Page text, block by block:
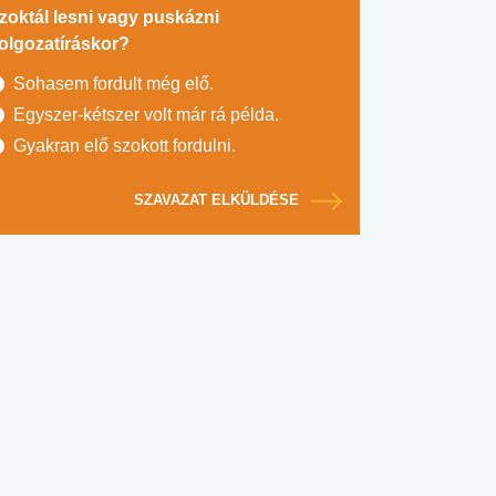
lesni vagy puskázni
Sohasem fordult még elő.
Egyszer-kétszer volt már rá példa.
Gyakran elő szokott fordulni.
SZAVAZAT ELKÜLDÉSE